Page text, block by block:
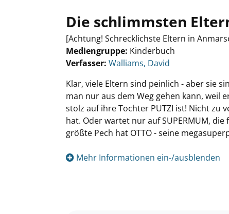
Die schlimmsten
[Achtung! Schrecklichste Eltern in
Mediengruppe: Kinderbuch
Verfasser: Suche nach diesem Verfasser
Walliams, David
Klar, viele Eltern sind peinlich - aber sie
man nur aus dem Weg gehen kann, weil
stolz auf ihre Tochter PUTZI ist! Nicht zu
hat. Oder wartet nur auf SUPERMUM,
größte Pech hat OTTO - seine
Mehr Informationen ein-/ausblenden